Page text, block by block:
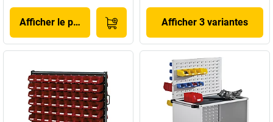
Afficher le produit Afficher 3 variantes